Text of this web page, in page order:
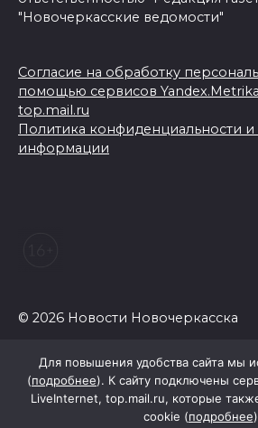
"Новочеркасские ведомости"
Согласие на обработку
помощью сервисов
top.mail.ru
Политика конфиденциальности
информации
© 2026 Новости Новочеркасска
Для повышения удобства сайта мы
(подробнее). К сайту подключены
LiveInternet, top.mail.ru, которые
cookie (подробнее